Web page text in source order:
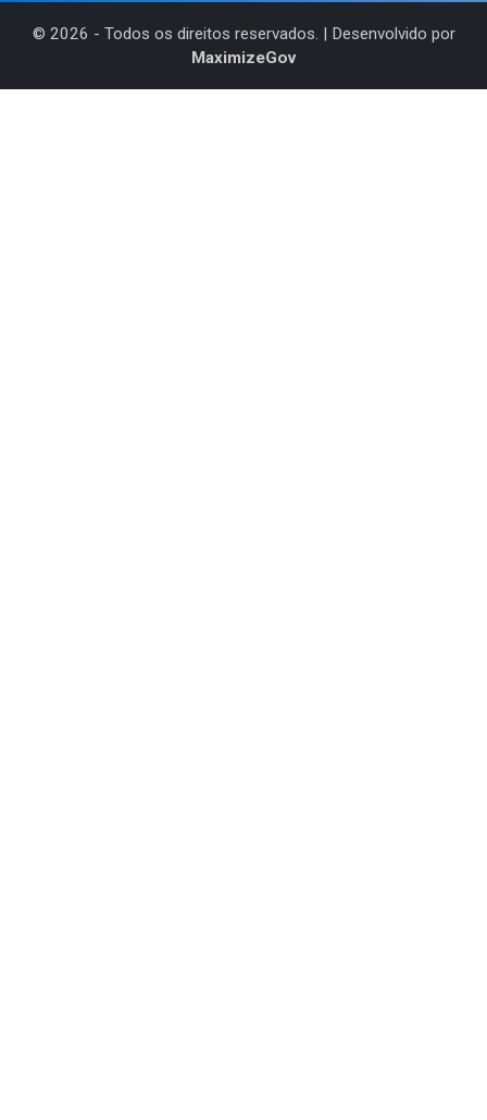
© 2026 - Todos os direitos reservados. | Desenvolvido por
MaximizeGov